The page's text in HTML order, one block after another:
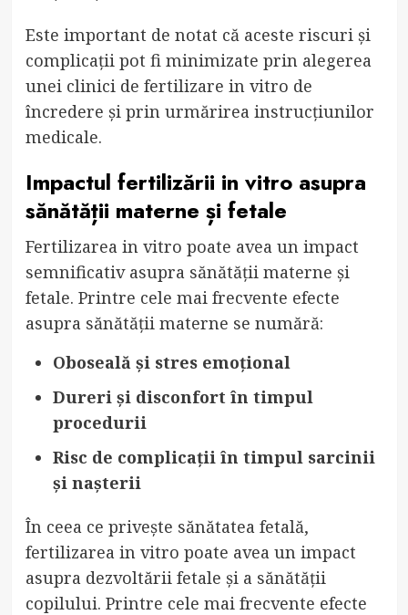
Este important de notat că aceste riscuri și
complicații pot fi minimizate prin alegerea
unei clinici de fertilizare in vitro de
încredere și prin urmărirea instrucțiunilor
medicale.
Impactul fertilizării in vitro asupra
sănătății materne și fetale
Fertilizarea in vitro poate avea un impact
semnificativ asupra sănătății materne și
fetale. Printre cele mai frecvente efecte
asupra sănătății materne se numără:
Oboseală și stres emoțional
Dureri și disconfort în timpul
procedurii
Risc de complicații în timpul sarcinii
și nașterii
În ceea ce privește sănătatea fetală,
fertilizarea in vitro poate avea un impact
asupra dezvoltării fetale și a sănătății
copilului. Printre cele mai frecvente efecte